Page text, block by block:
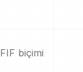
biçimi